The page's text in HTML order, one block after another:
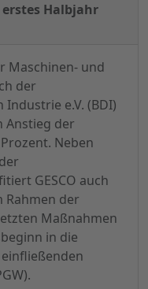
erstes Halbjahr
Maschinen- und
der
e.V. (BDI)
Anstieg der
Neben
GESCO auch
Rahmen der
Maßnahmen
in die